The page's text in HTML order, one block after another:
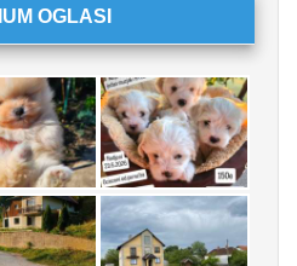
OGLASI